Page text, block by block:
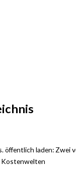
öffentlich laden: Zwei